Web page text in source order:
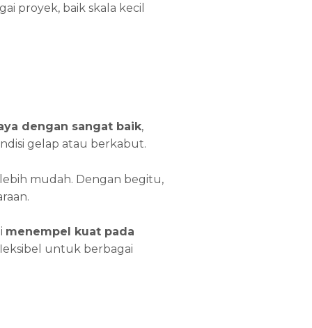
proyek, baik skala kecil
dengan sangat baik,
gelap atau berkabut.
mudah. Dengan begitu,
menempel kuat pada
untuk berbagai